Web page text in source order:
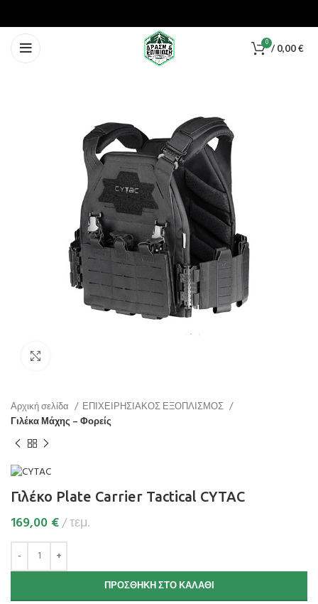
0 / 0,00€
Αρχική σελίδα
ΕΠΙΧΕΙΡΗΣΙΑΚΟΣ ΕΞΟΠΛΙΣΜΟΣ
Γιλέκα Μάχης – Φορείς
Γιλέκο Plate Carrier Tactical CYTAC
169,00 € τεμ.
ΠΡΟΣΘΉΚΗ ΣΤΟ ΚΑΛΆΘΙ